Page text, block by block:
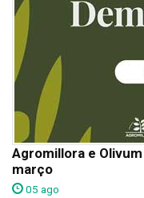
Agromillora e
março
05 ago